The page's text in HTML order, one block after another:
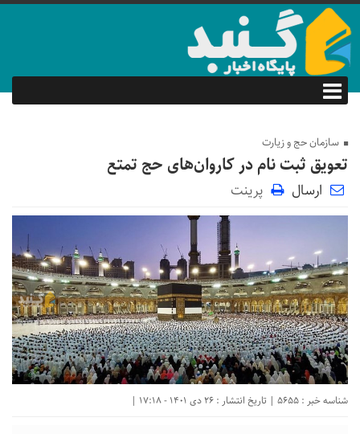
سازمان حج و زیارت
تعویق ثبت نام در کاروان‌های حج تمتع
ارسال پرینت
شناسه خبر : 5655 | تاریخ انتشار : 26 دی 1401 - 17:18 |